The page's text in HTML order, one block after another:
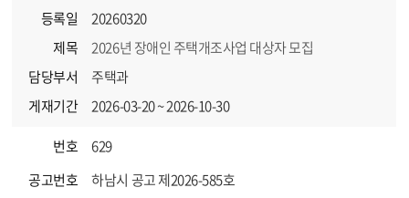
등록일
20260320
제목
2026년 장애인 주택개조사업 대상자 모집
담당부서
주택과
게재기간
2026-03-20 ~ 2026-10-30
번호
629
공고번호
하남시 공고 제2026-585호